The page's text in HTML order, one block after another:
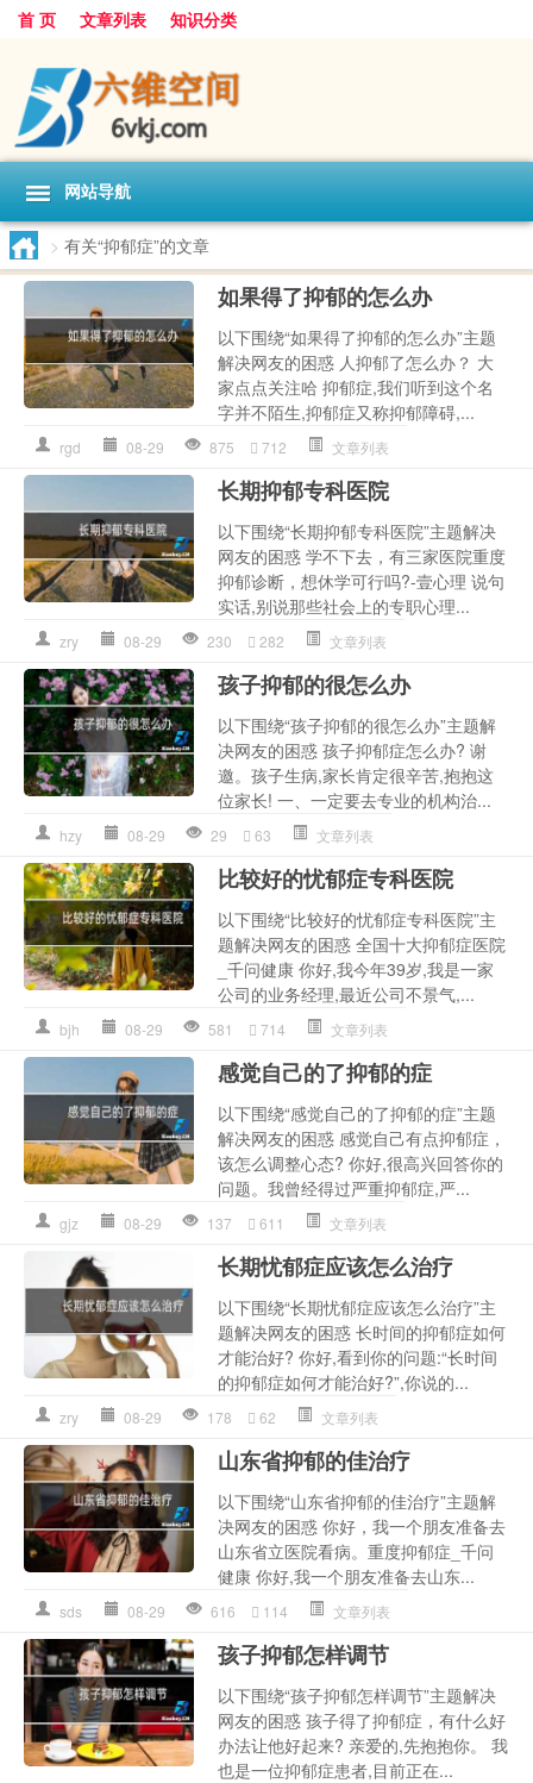
首 页 文章列表 知识分类
网站导航
> 有关“抑郁症”的文章
如果得了抑郁的怎么办
以下围绕“如果得了抑郁的怎么办”主题
解决网友的困惑 人抑郁了怎么办？ 大
家点点关注哈 抑郁症,我们听到这个名
字并不陌生,抑郁症又称抑郁障碍,...
rgd 08-29 875 712 文章列表
长期抑郁专科医院
以下围绕“长期抑郁专科医院”主题解决
网友的困惑 学不下去，有三家医院重度
抑郁诊断，想休学可行吗?-壹心理 说句
实话,别说那些社会上的专职心理...
zry 08-29 230 282 文章列表
孩子抑郁的很怎么办
以下围绕“孩子抑郁的很怎么办”主题解
决网友的困惑 孩子抑郁症怎么办? 谢
邀。孩子生病,家长肯定很辛苦,抱抱这
位家长! 一、一定要去专业的机构治...
hzy 08-29 29 63 文章列表
比较好的忧郁症专科医院
以下围绕“比较好的忧郁症专科医院”主
题解决网友的困惑 全国十大抑郁症医院
_千问健康 你好,我今年39岁,我是一家
公司的业务经理,最近公司不景气,...
bjh 08-29 581 714 文章列表
感觉自己的了抑郁的症
以下围绕“感觉自己的了抑郁的症”主题
解决网友的困惑 感觉自己有点抑郁症，
该怎么调整心态? 你好,很高兴回答你的
问题。我曾经得过严重抑郁症,严...
gjz 08-29 137 611 文章列表
长期忧郁症应该怎么治疗
以下围绕“长期忧郁症应该怎么治疗”主
题解决网友的困惑 长时间的抑郁症如何
才能治好? 你好,看到你的问题:“长时间
的抑郁症如何才能治好?”,你说的...
zry 08-29 178 62 文章列表
山东省抑郁的佳治疗
以下围绕“山东省抑郁的佳治疗”主题解
决网友的困惑 你好，我一个朋友准备去
山东省立医院看病。重度抑郁症_千问
健康 你好,我一个朋友准备去山东...
sds 08-29 616 114 文章列表
孩子抑郁怎样调节
以下围绕“孩子抑郁怎样调节”主题解决
网友的困惑 孩子得了抑郁症，有什么好
办法让他好起来? 亲爱的,先抱抱你。 我
也是一位抑郁症患者,目前正在...